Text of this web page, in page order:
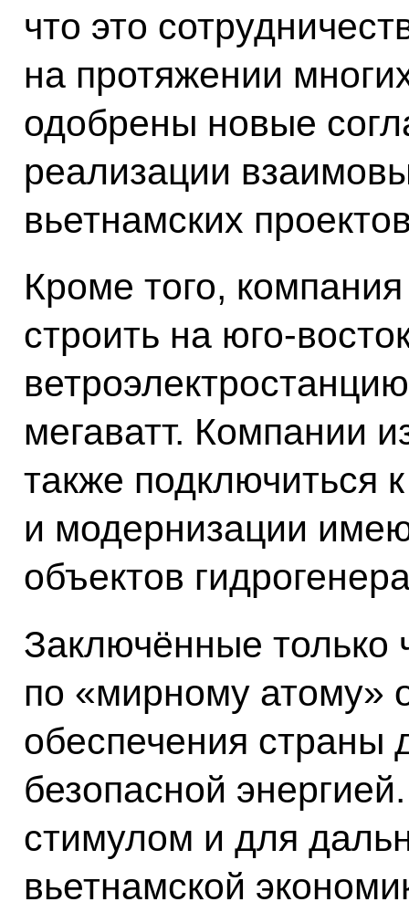
что это
на протяжении
одобрены новые
реализации
вьетнамских
Кроме того,
строить на юго-
мегаватт. Компании
также подключиться
и модернизации
объектов
Заключённые только
по «мирному атому»
обеспечения страны
безопасной
стимулом и для
вьетнамской